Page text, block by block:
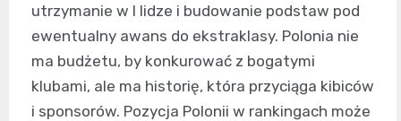
utrzymanie w I lidze i budowanie podstaw pod
ewentualny awans do ekstraklasy. Polonia nie
ma budżetu, by konkurować z bogatymi
klubami, ale ma historię, która przyciąga kibiców
i sponsorów. Pozycja Polonii w rankingach może